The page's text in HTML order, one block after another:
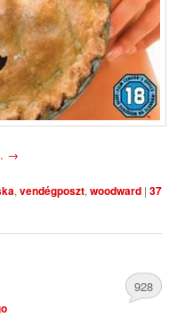
→
,vendégposzt,woodward |37
928